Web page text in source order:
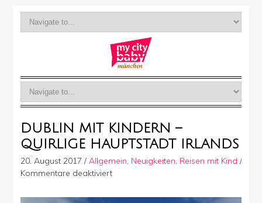
DUBLIN MIT KINDERN –
QUIRLIGE HAUPTSTADT IRLANDS
20. August 2017 / Allgemein, Neuigkeiten, Reisen mit Kind /
Kommentare deaktiviertfür
mit